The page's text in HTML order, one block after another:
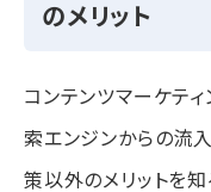
のメリット
コンテンツマーケティ
索エンジンからの流
策以外のメリットを